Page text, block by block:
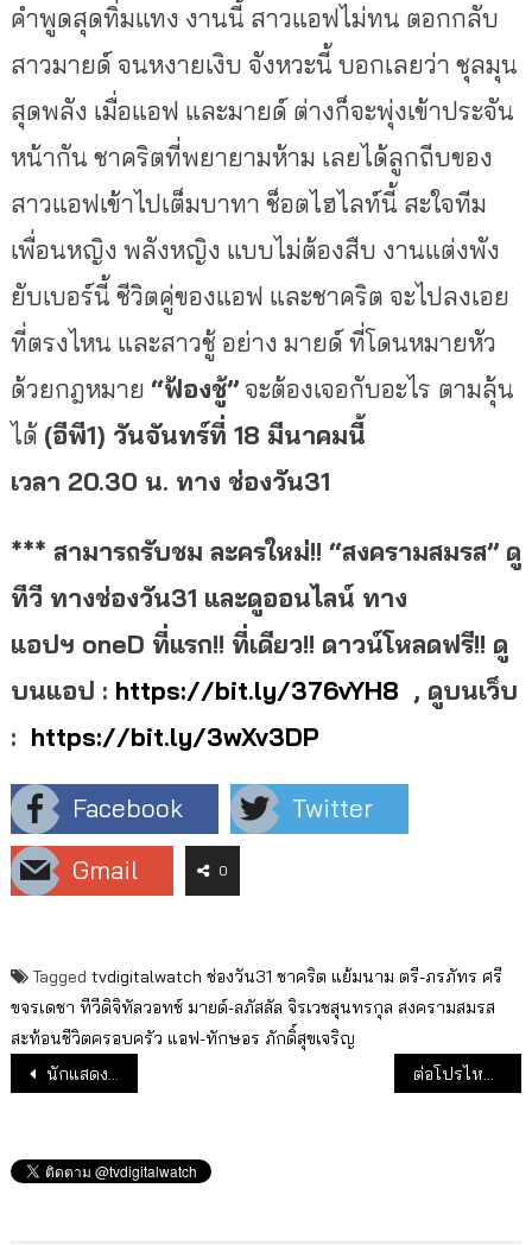
คำพูดสุดทิ่มแทง งานนี้ สาวแอฟไม่ทน ตอกกลับ
สาวมายด์ จนหงายเงิบ จังหวะนี้ บอกเลยว่า ชุลมุน
สุดพลัง เมื่อแอฟ และมายด์ ต่างก็จะพุ่งเข้าประจัน
หน้ากัน ชาคริตที่พยายามห้าม เลยได้ลูกถีบของ
สาวแอฟเข้าไปเต็มบาทา ช็อตไฮไลท์นี้ สะใจทีม
เพื่อนหญิง พลังหญิง แบบไม่ต้องสืบ งานแต่งพัง
ยับเบอร์นี้ ชีวิตคู่ของแอฟ และชาคริต จะไปลงเอย
ที่ตรงไหน และสาวชู้ อย่าง มายด์ ที่โดนหมายหัว
ด้วยกฎหมาย “ฟ้องชู้”จะต้องเจอกับอะไร ตามลุ้น
ได้ (อีพี1) วันจันทร์ที่ 18 มีนาคมนี้
เวลา 20.30 น. ทาง ช่องวัน31
*** สามารถรับชม ละครใหม่!! “สงครามสมรส” ดู
ทีวี ทางช่องวัน31 และดูออนไลน์ ทาง
แอปฯ oneD ที่แรก!! ที่เดียว!! ดาวน์โหลดฟรี!! ดู
บนแอป : https://bit.ly/376vYH8 , ดูบนเว็บ
: https://bit.ly/3wXv3DP
Facebook
Twitter
Gmail
0
Tagged tvdigitalwatch ช่องวัน31 ชาคริต แย้มนาม ตรี-ภรภัทร ศรี
ขจรเดชา ทีวีดิจิทัลวอทช์ มายด์-ลภัสลัล จิรเวชสุนทรกุล สงครามสมรส
สะท้อนชีวิตครอบครัว แอฟ-ทักษอร ภักดิ์สุขเจริญ
แนะแนวเรื่อง
นักแสดง ช่อง 3 พร้อมรับมือทุกบทบาท ต่อโปรไหลยาว FLOW DAY PATTAYA WATER FESTIVAL 2024